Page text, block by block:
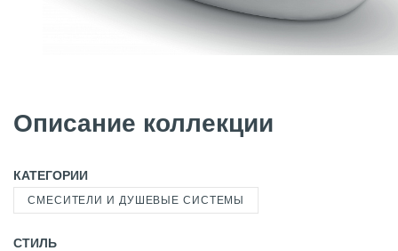
Описание коллекции
КАТЕГОРИИ
СМЕСИТЕЛИ И ДУШЕВЫЕ СИСТЕМЫ
СТИЛЬ